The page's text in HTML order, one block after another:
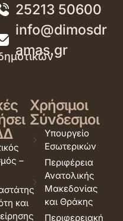
25213 50600
info@dimosdr
amas.gr
–
και
Χρήσιμοι
Σύνδεσμοι
Υπουργείο
Εσωτερικών
Περιφέρεια
Ανατολικής
Μακεδονίας
και Θράκης
Περιφερειακή